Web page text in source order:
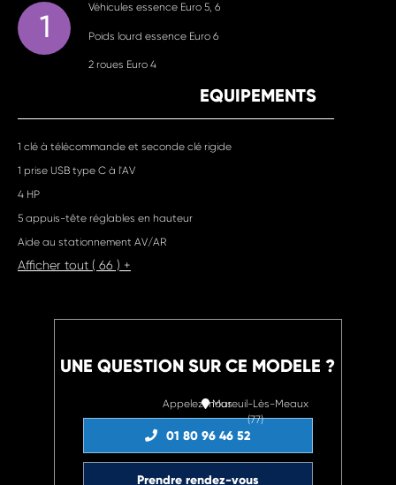
1
Véhicules essence Euro 5, 6
Poids lourd essence Euro 6
2 roues Euro 4
EQUIPEMENTS
1 clé à télécommande et seconde clé rigide
1 prise USB type C à l'AV
4 HP
5 appuis-tête réglables en hauteur
Aide au stationnement AV/AR
Afficher tout ( 66 ) +
UNE QUESTION SUR CE MODELE ?
Appelez-nous
01 80 96 46 52
Mareuil-Lès-Meaux
(77)
Prendre rendez-vous